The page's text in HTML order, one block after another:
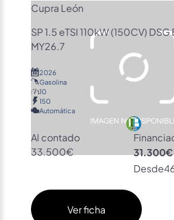
Cupra León
SP 1.5 eTSI 110kW (150CV)
MY26.7
2026
Gasolina
10
150
Automática
Al contado
33.500€
31.300€
Desde
Ver ficha